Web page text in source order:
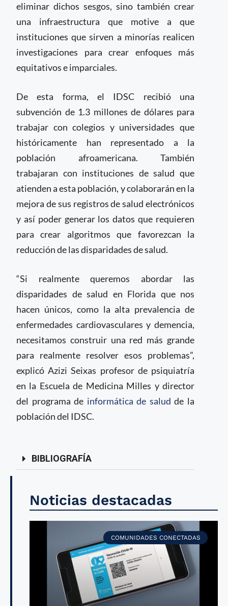
eliminar dichos sesgos, sino también crear
una infraestructura que motive a que
instituciones que sirven a minorías realicen
investigaciones para crear enfoques más
equitativos e imparciales.
De esta forma, el IDSC recibió una
subvención de 1.3 millones de dólares para
trabajar con colegios y universidades que
históricamente han representado a la
población afroamericana. También
trabajaran con instituciones de salud que
atienden a esta población, y colaborarán en la
mejora de sus registros de salud electrónicos
y así poder generar los datos que requieren
para crear algoritmos que favorezcan la
reducción de las disparidades de salud.
“Si realmente queremos abordar las
disparidades de salud en Florida que nos
hacen únicos, como la alta prevalencia de
enfermedades cardiovasculares y demencia,
necesitamos construir una red más grande
para realmente resolver esos problemas”,
explicó Azizi Seixas profesor de psiquiatría
en la Escuela de Medicina Milles y director
del programa de informática de salud de la
población del IDSC.
BIBLIOGRAFÍA
Noticias destacadas
COMUNIDADES CONECTADAS